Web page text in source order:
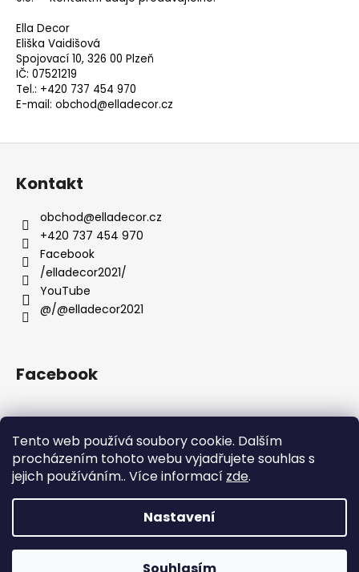
Tento web používá soubory cookie. Dalším
procházením tohoto webu vyjadřujete souhlas s
jejich používáním.. Více informací zde.
Nastavení
Ella Decor
Eliška Vaidišová
Spojovací 10, 326 00 Plzeň
IČ: 07521219
Tel.: +420 737 454 970
E-mail: obchod@elladecor.cz
Z
Kontakt
obchod@elladecor.cz
+420 737 454 970
Facebook
/elladecor2021/
YouTube
@/@elladecor2021
Facebook
Přijímáme online platby
Ella Decor. Všechna práva vyhrazena.